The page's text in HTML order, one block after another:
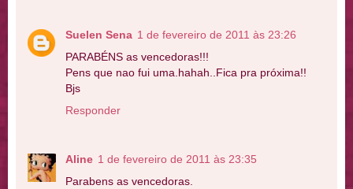
Suelen Sena 1 de fevereiro de 2011 às 23:26
PARABÉNS as vencedoras!!!
Pens que nao fui uma.hahah..Fica pra próxima!!
Bjs
Responder
Aline 1 de fevereiro de 2011 às 23:35
Parabens as vencedoras.